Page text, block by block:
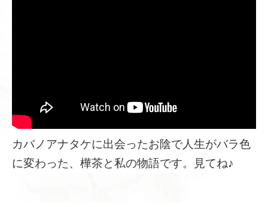
カバノアナタケに出会ったお陰で人生がバラ色
に変わった、樺茶と私の物語です。見てね♪